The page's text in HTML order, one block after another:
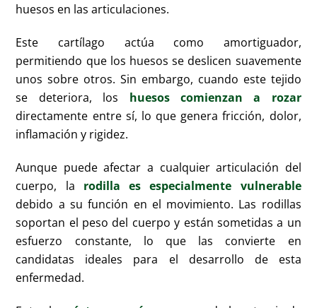
huesos en las articulaciones.
Este cartílago actúa como amortiguador,
permitiendo que los huesos se deslicen suavemente
unos sobre otros. Sin embargo, cuando este tejido
se deteriora, los huesos comienzan a rozar
directamente entre sí, lo que genera fricción, dolor,
inflamación y rigidez.
Aunque puede afectar a cualquier articulación del
cuerpo, la rodilla es especialmente vulnerable
debido a su función en el movimiento. Las rodillas
soportan el peso del cuerpo y están sometidas a un
esfuerzo constante, lo que las convierte en
candidatas ideales para el desarrollo de esta
enfermedad.